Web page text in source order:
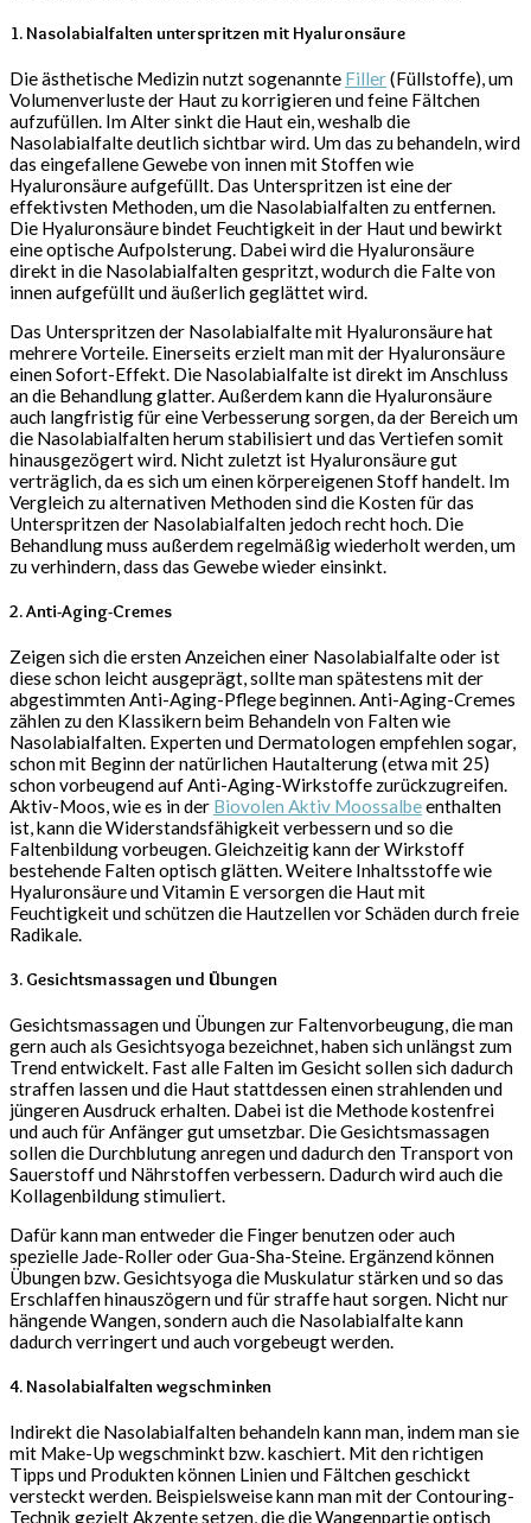
1. Nasolabialfalten unterspritzen mit Hyaluronsäure
Die ästhetische Medizin nutzt sogenannte Filler(Füllstoffe), um
Volumenverluste der Haut zu korrigieren und feine Fältchen
aufzufüllen. Im Alter sinkt die Haut ein, weshalb die
Nasolabialfalte deutlich sichtbar wird. Um das zu behandeln, wird
das eingefallene Gewebe von innen mit Stoffen wie
Hyaluronsäure aufgefüllt. Das Unterspritzen ist eine der
effektivsten Methoden, um die Nasolabialfalten zu entfernen.
Die Hyaluronsäure bindet Feuchtigkeit in der Haut und bewirkt
eine optische Aufpolsterung. Dabei wird die Hyaluronsäure
direkt in die Nasolabialfalten gespritzt, wodurch die Falte von
innen aufgefüllt und äußerlich geglättet wird.
Das Unterspritzen der Nasolabialfalte mit Hyaluronsäure hat
mehrere Vorteile. Einerseits erzielt man mit der Hyaluronsäure
einen Sofort-Effekt. Die Nasolabialfalte ist direkt im Anschluss
an die Behandlung glatter. Außerdem kann die Hyaluronsäure
auch langfristig für eine Verbesserung sorgen, da der Bereich um
die Nasolabialfalten herum stabilisiert und das Vertiefen somit
hinausgezögert wird. Nicht zuletzt ist Hyaluronsäure gut
verträglich, da es sich um einen körpereigenen Stoff handelt. Im
Vergleich zu alternativen Methoden sind die Kosten für das
Unterspritzen der Nasolabialfalten jedoch recht hoch. Die
Behandlung muss außerdem regelmäßig wiederholt werden, um
zu verhindern, dass das Gewebe wieder einsinkt.
2. Anti-Aging-Cremes
Zeigen sich die ersten Anzeichen einer Nasolabialfalte oder ist
diese schon leicht ausgeprägt, sollte man spätestens mit der
abgestimmten Anti-Aging-Pflege beginnen. Anti-Aging-Cremes
zählen zu den Klassikern beim Behandeln von Falten wie
Nasolabialfalten. Experten und Dermatologen empfehlen sogar,
schon mit Beginn der natürlichen Hautalterung (etwa mit 25)
schon vorbeugend auf Anti-Aging-Wirkstoffe zurückzugreifen.
Aktiv-Moos, wie es in der Biovolen Aktiv Moossalbeenthalten
ist, kann die Widerstandsfähigkeit verbessern und so die
Faltenbildung vorbeugen. Gleichzeitig kann der Wirkstoff
bestehende Falten optisch glätten. Weitere Inhaltsstoffe wie
Hyaluronsäure und Vitamin E versorgen die Haut mit
Feuchtigkeit und schützen die Hautzellen vor Schäden durch freie
Radikale.
3. Gesichtsmassagen und Übungen
Gesichtsmassagen und Übungen zur Faltenvorbeugung, die man
gern auch als Gesichtsyoga bezeichnet, haben sich unlängst zum
Trend entwickelt. Fast alle Falten im Gesicht sollen sich dadurch
straffen lassen und die Haut stattdessen einen strahlenden und
jüngeren Ausdruck erhalten. Dabei ist die Methode kostenfrei
und auch für Anfänger gut umsetzbar. Die Gesichtsmassagen
sollen die Durchblutung anregen und dadurch den Transport von
Sauerstoff und Nährstoffen verbessern. Dadurch wird auch die
Kollagenbildung stimuliert.
Dafür kann man entweder die Finger benutzen oder auch
spezielle Jade-Roller oder Gua-Sha-Steine. Ergänzend können
Übungen bzw. Gesichtsyoga die Muskulatur stärken und so das
Erschlaffen hinauszögern und für straffe haut sorgen. Nicht nur
hängende Wangen, sondern auch die Nasolabialfalte kann
dadurch verringert und auch vorgebeugt werden.
4. Nasolabialfalten wegschminken
Indirekt die Nasolabialfalten behandeln kann man, indem man sie
mit Make-Up wegschminkt bzw. kaschiert. Mit den richtigen
Tipps und Produkten können Linien und Fältchen geschickt
versteckt werden. Beispielsweise kann man mit der Contouring-
Technik gezielt Akzente setzen, die die Wangenpartie optisch